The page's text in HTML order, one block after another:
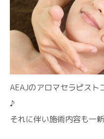
AEAJのアロマセラピスト
♪
それに伴い施術内容も一